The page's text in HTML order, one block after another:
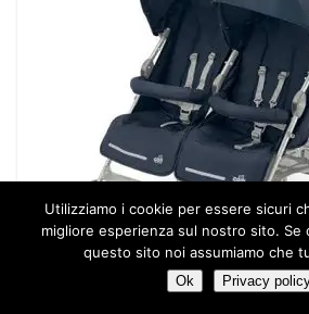
Utilizziamo i cookie per essere sicuri
migliore esperienza sul nostro sito. Se
questo sito noi assumiamo che
Ok Privacy